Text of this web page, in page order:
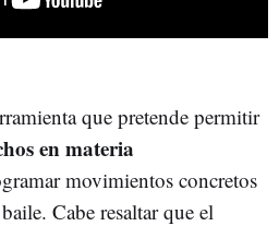
que pretende permitir
en materia
movimientos concretos
Cabe resaltar que el